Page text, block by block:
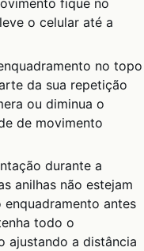
fique no
o celular até a
no topo
da sua repetição
ou diminua o
de movimento
durante a
anilhas não estejam
antes
todo o
ajustando a distância